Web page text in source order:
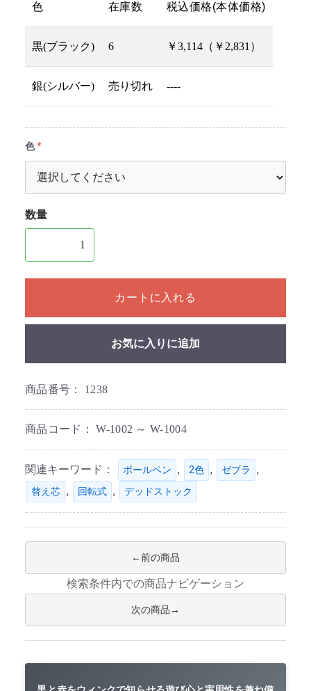
色 在庫数 税込価格(本体価格)
黒(ブラック) 6 ￥3,114（￥2,831）
銀(シルバー) 売り切れ ----
色
数量
1個以上の数量を入力してください
カートに入れる
お気に入りに追加
商品番号： 1238
商品コード：W-1002 ～ W-1004
関連キーワード： ボールペン , 2色 , ゼブラ ,
替え芯 , 回転式 , デッドストック
前の商品
検索条件内での商品ナビゲーション
次の商品